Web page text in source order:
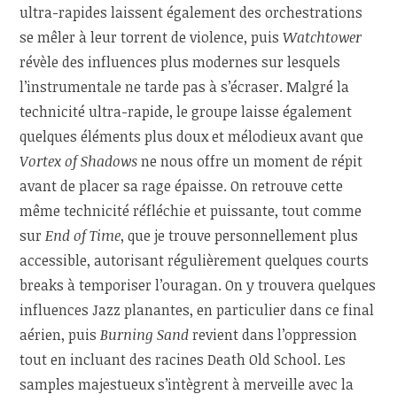
ultra-rapides laissent également des orchestrations
se mêler à leur torrent de violence, puisWatchtower
révèle des influences plus modernes sur lesquels
l’instrumentale ne tarde pas à s’écraser. Malgré la
technicité ultra-rapide, le groupe laisse également
quelques éléments plus doux et mélodieux avant que
Vortex of Shadowsne nous offre un moment de répit
avant de placer sa rage épaisse. On retrouve cette
même technicité réfléchie et puissante, tout comme
surEnd of Time, que je trouve personnellement plus
accessible, autorisant régulièrement quelques courts
breaks à temporiser l’ouragan. On y trouvera quelques
influences Jazz planantes, en particulier dans ce final
aérien, puisBurning Sandrevient dans l’oppression
tout en incluant des racines Death Old School. Les
samples majestueux s’intègrent à merveille avec la